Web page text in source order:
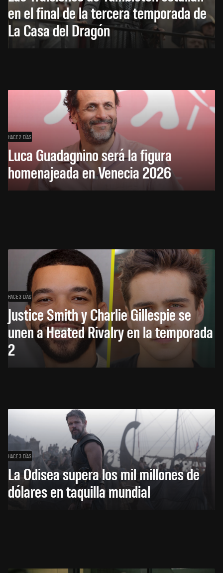
en el final de la tercera temporada de
La Casa del Dragón
HACE 2 DÍAS
Luca Guadagnino será la figura
homenajeada en Venecia 2026
HACE 3 DÍAS
Justice Smith y Charlie Gillespie se
unen a Heated Rivalry en la temporada
2
HACE 3 DÍAS
La Odisea supera los mil millones de
dólares en taquilla mundial